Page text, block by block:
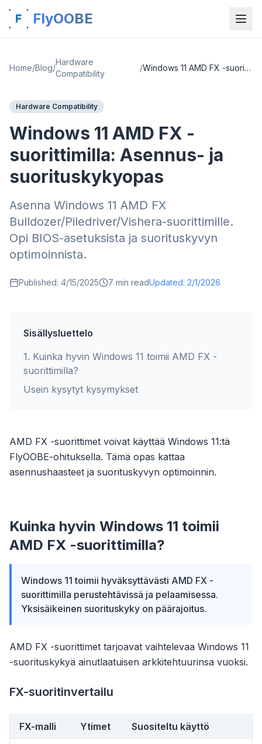
FlyOOBE
Home/Blog/
Hardware
Compatibility
/ Windows 11 AMD FX -suorittimilla: Asennus- ja suorituskykyopas
Hardware Compatibility
Windows 11 AMD FX -
suorittimilla: Asennus- ja
suorituskykyopas
Asenna Windows 11 AMD FX
Bulldozer/Piledriver/Vishera-suorittimille.
Opi BIOS-asetuksista ja suorituskyvyn
optimoinnista.
Published: 4/15/2025 7 min readUpdated: 2/1/2026
Sisällysluettelo
1. Kuinka hyvin Windows 11 toimii AMD FX -
suorittimilla?
Usein kysytyt kysymykset
AMD FX -suorittimet voivat käyttää Windows 11:tä
FlyOOBE-ohituksella. Tämä opas kattaa
asennushaasteet ja suorituskyvyn optimoinnin.
Kuinka hyvin Windows 11 toimii
AMD FX -suorittimilla?
Windows 11 toimii hyväksyttävästi AMD FX -
suorittimilla perustehtävissä ja pelaamisessa.
Yksisäikeinen suorituskyky on päärajoitus.
AMD FX -suorittimet tarjoavat vaihtelevaa Windows 11
-suorituskykyä ainutlaatuisen arkkitehtuurinsa vuoksi.
FX-suoritinvertailu
FX-malli Ytimet Suositeltu käyttö